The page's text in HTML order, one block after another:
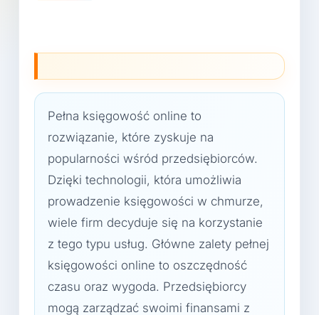
Pełna księgowość online to
rozwiązanie, które zyskuje na
popularności wśród przedsiębiorców.
Dzięki technologii, która umożliwia
prowadzenie księgowości w chmurze,
wiele firm decyduje się na korzystanie
z tego typu usług. Główne zalety pełnej
księgowości online to oszczędność
czasu oraz wygoda. Przedsiębiorcy
mogą zarządzać swoimi finansami z